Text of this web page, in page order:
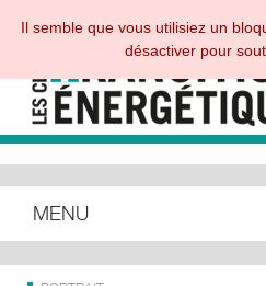
MENU
Il semble que vous utilisiez un
désactiver pour